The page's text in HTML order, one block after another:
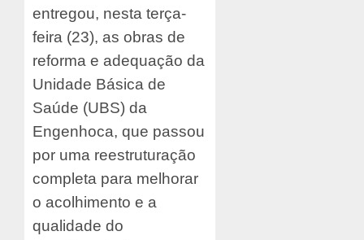
entregou, nesta terça-
feira (23), as obras de
reforma e adequação da
Unidade Básica de
Saúde (UBS) da
Engenhoca, que passou
por uma reestruturação
completa para melhorar
o acolhimento e a
qualidade do